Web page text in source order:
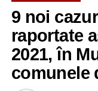
9 noi
raportate
2021, în
comunele